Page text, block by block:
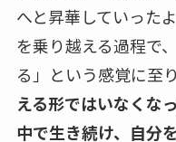
へと昇華していった
を乗り越える過程で
る」という感覚に至
える形ではいなくな
中で生き続け、自分